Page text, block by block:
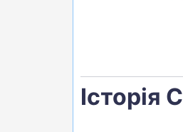
Історія